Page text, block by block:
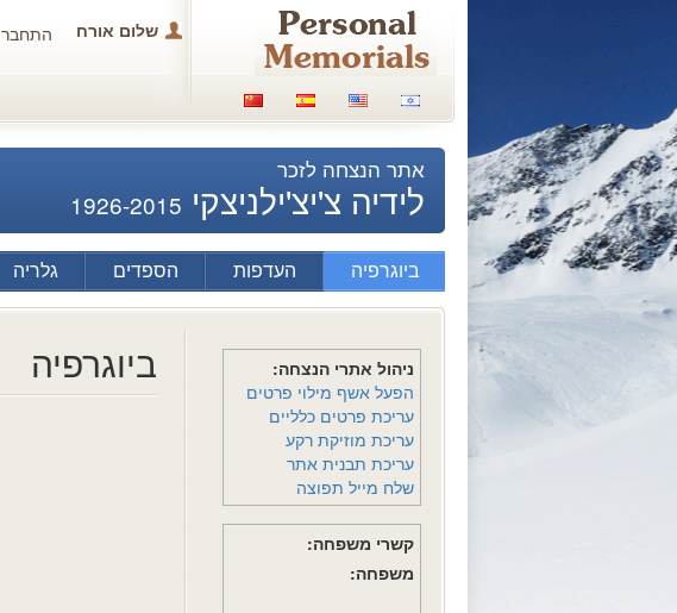
שלום אורח התחבר
אתר הנצחה לזכר
לידיה צ'יצ'ילניצקי 1926-2015
ביוגרפיה העדפות הספדים גלריה
ניהול אתרי הנצחה:
הפעל אשף מילוי פרטים
עריכת פרטים כלליים
עריכת מוזיקת רקע
עריכת תבנית אתר
שלח מייל תפוצה
קשרי משפחה:
משפחה:
ביוגרפיה